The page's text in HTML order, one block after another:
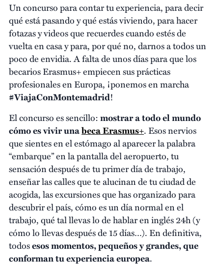
Un concurso para contar tu experiencia, para decir
qué está pasando y qué estás viviendo, para hacer
fotazas y videos que recuerdes cuando estés de
vuelta en casa y para, por qué no, darnos a todos un
poco de envidia. A falta de unos días para que los
becarios Erasmus+ empiecen sus prácticas
profesionales en Europa, ¡ponemos en marcha
#ViajaConMontemadrid!
El concurso es sencillo: mostrar a todo el mundo
cómo es vivir unabeca Erasmus+. Esos nervios
que sientes en el estómago al aparecer la palabra
“embarque” en la pantalla del aeropuerto, tu
sensación después de tu primer día de trabajo,
enseñar las calles que te alucinan de tu ciudad de
acogida, las excursiones que has organizado para
descubrir el país, cómo es un día normal en el
trabajo, qué tal llevas lo de hablar en inglés 24h (y
cómo lo llevas después de 15 días…). En definitiva,
todosesos momentos, pequeños y grandes, que
conforman tu experiencia europea.